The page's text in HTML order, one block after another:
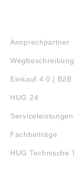
Ansprechpartner
Wegbeschreibung
Einkauf 4.0 | B2B
HUG 24
Serviceleistungen
Fachbeiträge
HUG Technische